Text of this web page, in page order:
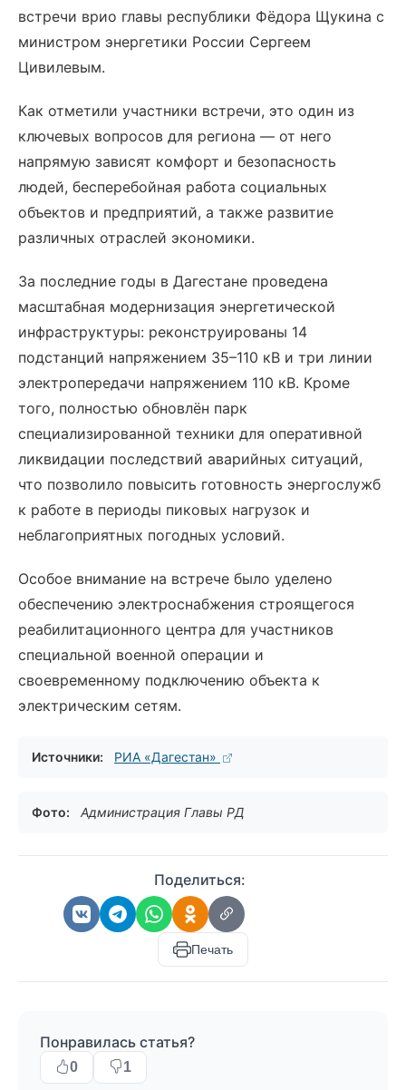
встречи врио главы республики Фёдора Щукина с
министром энергетики России Сергеем
Цивилевым.
Как отметили участники встречи, это один из
ключевых вопросов для региона — от него
напрямую зависят комфорт и безопасность
людей, бесперебойная работа социальных
объектов и предприятий, а также развитие
различных отраслей экономики.
За последние годы в Дагестане проведена
масштабная модернизация энергетической
инфраструктуры: реконструированы 14
подстанций напряжением 35–110 кВ и три линии
электропередачи напряжением 110 кВ. Кроме
того, полностью обновлён парк
специализированной техники для оперативной
ликвидации последствий аварийных ситуаций,
что позволило повысить готовность энергослужб
к работе в периоды пиковых нагрузок и
неблагоприятных погодных условий.
Особое внимание на встрече было уделено
обеспечению электроснабжения строящегося
реабилитационного центра для участников
специальной военной операции и
своевременному подключению объекта к
электрическим сетям.
Источники: РИА «Дагестан»
Фото: Администрация Главы РД
Поделиться:
Печать
Понравилась статья?
0 1